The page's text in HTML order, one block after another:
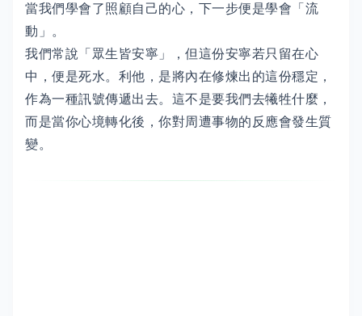
當我們學會了照顧自己的心，下一步便是學會「流
動」。
我們常說「眾生皆安寧」，但這份安寧若只留在心
中，便是死水。利他，是將內在修煉出的這份穩定，
作為一種訊號傳遞出去。這不是要我們去犧牲什麼，
而是當你心境轉化後，你對周遭事物的反應會發生質
變。